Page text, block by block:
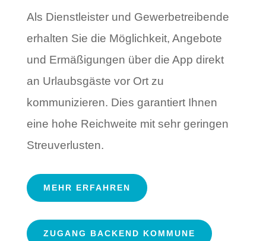
Als Dienstleister und Gewerbetreibende
erhalten Sie die Möglichkeit, Angebote
und Ermäßigungen über die App direkt
an Urlaubsgäste vor Ort zu
kommunizieren. Dies garantiert Ihnen
eine hohe Reichweite mit sehr geringen
Streuverlusten.
MEHR ERFAHREN
ZUGANG BACKEND KOMMUNE